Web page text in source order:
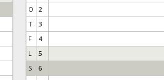
O
2
T
3
F
4
L
5
S
6